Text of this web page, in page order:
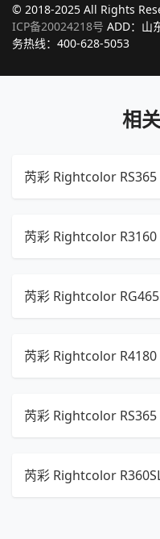
© 2018-2025 All Rights
ICP备20024218号 ADD：山
务热线：400-628-5053
相
芮彩 Rightcolor
芮彩 Rightcolor R3160
芮彩 Rightcolor
芮彩 Rightcolor R4180
芮彩 Rightcolor
芮彩 Rightcolor